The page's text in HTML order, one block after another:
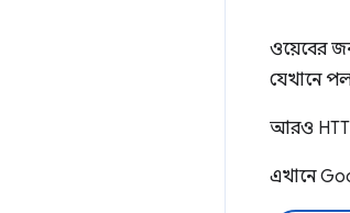
ওয়েবের
যেখানে
আরও
এখানে